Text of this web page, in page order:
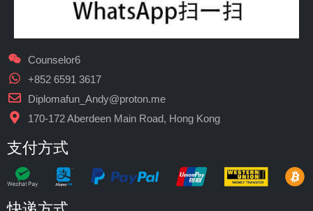
Counselor6
+852 6591 3617
Diplomafun_Andy@proton.me
170-172 Aberdeen Main Road, Hong Kong
支付方式